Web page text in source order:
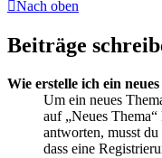
Nach oben
Beiträge
Wie erstelle ich ein
Um ein neues
auf „Neues
antworten, musst
dass eine